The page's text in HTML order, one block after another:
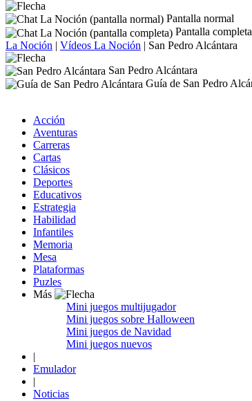
Pantalla normal
Pantalla completa
La Noción | Vídeos La Noción | San Pedro Alcántara
San Pedro Alcántara
Guía de San Pedro
Acción
Aventuras
Carreras
Cartas
Clásicos
Deportes
Educativos
Estrategia
Habilidad
Infantiles
Memoria
Mesa
Plataformas
Puzles
Más
Mini juegos multijugador
Mini juegos sobre Halloween
Mini juegos de Navidad
Mini juegos nuevos
|
Emulador
|
Noticias